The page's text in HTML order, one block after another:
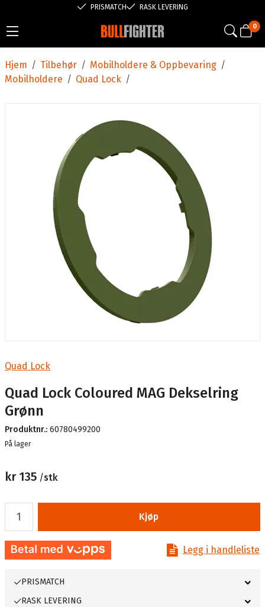
PRISMATCH RASK LEVERING
0
/
Hjem /
Tilbehør /
Mobilholdere & Oppbevaring
/
Mobilholdere /
Quad Lock
Quad Lock
Quad Lock Coloured MAG Dekselring
Grønn
Produktnr.: 60780499200
Lager
På lager
kr 135 /stk
Kjøp
Legg i handleliste
PRISMATCH
RASK LEVERING